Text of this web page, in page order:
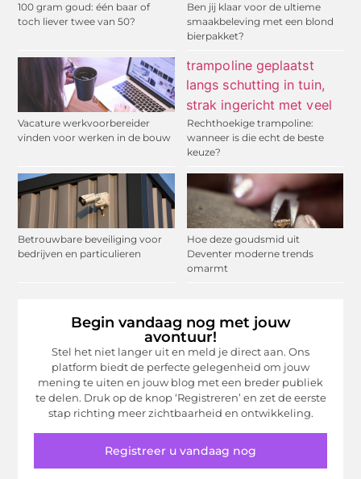
100 gram goud: één baar of
toch liever twee van 50?
Ben jij klaar voor de ultieme
smaakbeleving met een blond
bierpakket?
Vacature werkvoorbereider
vinden voor werken in de bouw
Rechthoekige trampoline:
wanneer is die echt de beste
keuze?
Betrouwbare beveiliging voor
bedrijven en particulieren
Hoe deze goudsmid uit
Deventer moderne trends
omarmt
Begin vandaag nog met jouw
avontuur!
Stel het niet langer uit en meld je direct aan. Ons
platform biedt de perfecte gelegenheid om jouw
mening te uiten en jouw blog met een breder publiek
te delen. Druk op de knop ‘Registreren’ en zet de eerste
stap richting meer zichtbaarheid en ontwikkeling.
Registreer u vandaag nog